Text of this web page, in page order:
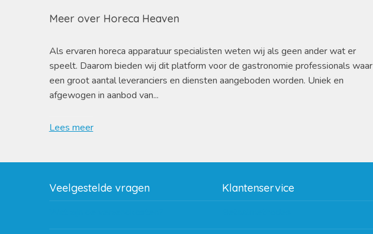
Meer over Horeca Heaven
Als ervaren horeca apparatuur specialisten weten wij als geen ander wat er
speelt. Daarom bieden wij dit platform voor de gastronomie professionals waar
een groot aantal leveranciers en diensten aangeboden worden. Uniek en
afgewogen in aanbod van...
Lees meer
Veelgestelde vragen Klantenservice